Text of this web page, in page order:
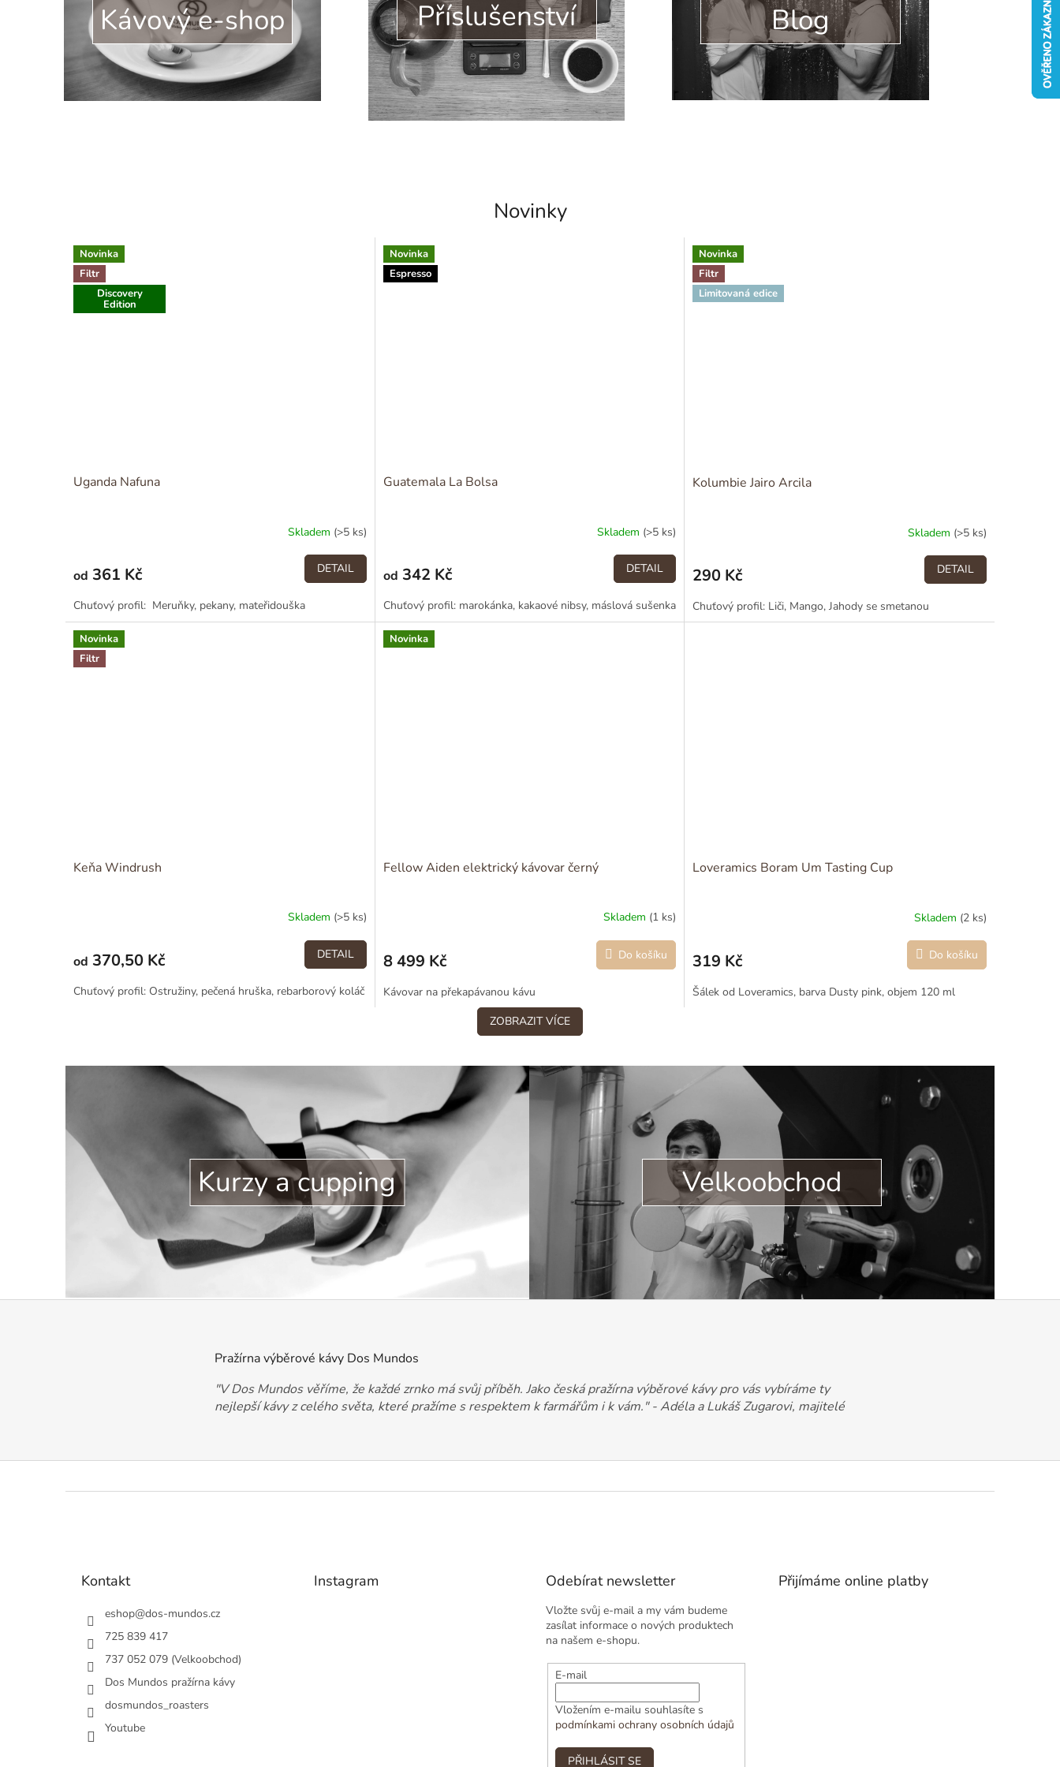
Kávový e-shop Příslušenství Blog
Novinky
Novinka
Filtr
Discovery
Edition
Uganda Nafuna
Skladem (>5 ks)
od 361 Kč DETAIL
Chuťový profil: Meruňky, pekany, mateřidouška
Novinka
Espresso
Guatemala La Bolsa
Skladem (>5 ks)
od 342 Kč DETAIL
Chuťový profil: marokánka, kakaové nibsy, máslová sušenka
Novinka
Filtr
Limitovaná edice
Kolumbie Jairo Arcila
Skladem (>5 ks)
290 Kč DETAIL
Chuťový profil: Liči, Mango, Jahody se smetanou
Novinka
Filtr
Keňa Windrush
Skladem (>5 ks)
od 370,50 Kč DETAIL
Chuťový profil: Ostružiny, pečená hruška, rebarborový koláč
Novinka
Fellow Aiden elektrický kávovar černý
Skladem (1 ks)
8 499 Kč Do košíku
Kávovar na překapávanou kávu
Loveramics Boram Um Tasting Cup
Skladem (2 ks)
319 Kč Do košíku
Šálek od Loveramics, barva Dusty pink, objem 120 ml
ZOBRAZIT VÍCE
Kurzy a cupping Velkoobchod
Pražírna výběrové kávy Dos Mundos
"V Dos Mundos věříme, že každé zrnko má svůj příběh. Jako česká pražírna výběrové kávy pro vás vybíráme ty
nejlepší kávy z celého světa, které pražíme s respektem k farmářům i k vám." - Adéla a Lukáš Zugarovi, majitelé
Kontakt
eshop@dos-mundos.cz
725 839 417
737 052 079 (Velkoobchod)
Dos Mundos pražírna kávy
dosmundos_roasters
Youtube
Instagram Odebírat newsletter
Vložte svůj e-mail a my vám budeme
zasílat informace o nových produktech
na našem e-shopu.
E-mail
Vložením e-mailu souhlasíte s
podmínkami ochrany osobních údajů
PŘIHLÁSIT SE
Přijímáme online platby
Zásady zpracování osobních údajů